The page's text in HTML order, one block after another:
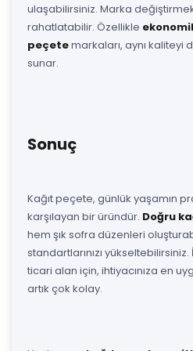
ulaşabilirsiniz. Marka
rahatlatabilir. Özellikle
peçetemarkaları, aynı kaliteyi
sunar.
Sonuç
Kağıt peçete, günlük yaşamın
karşılayan bir üründür. Doğru
hem şık sofra düzenleri
standartlarınızı yükseltebilirsiniz.
ticari alan için, ihtiyacınıza en
artık çok kolay.